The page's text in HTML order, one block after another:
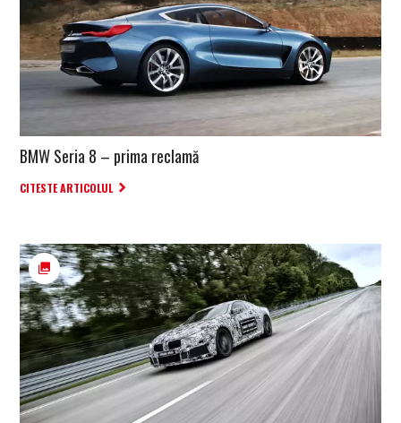
BMW Seria 8 – prima reclamă
CITESTE ARTICOLUL